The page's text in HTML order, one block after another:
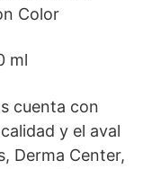
Color
ml
cuenta con
y el aval
Derma Center,